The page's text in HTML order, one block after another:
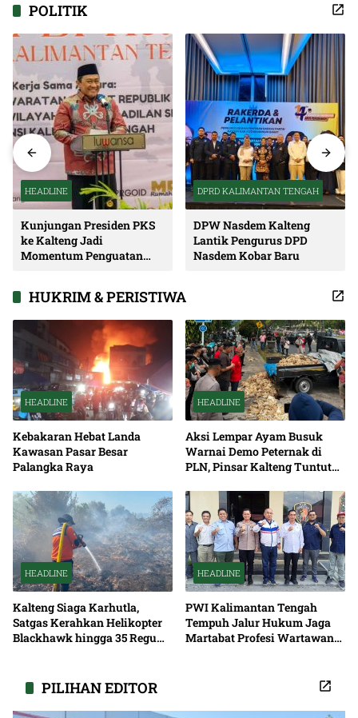
POLITIK
HEADLINE
Kunjungan Presiden PKS
ke Kalteng Jadi
Momentum Penguatan
DPRD KALIMANTAN TENGAH
DPW Nasdem Kalteng
Lantik Pengurus DPD
Nasdem Kobar Baru
HUKRIM & PERISTIWA
HEADLINE
Kebakaran Hebat Landa
Kawasan Pasar Besar
Palangka Raya
HEADLINE
Aksi Lempar Ayam Busuk
Warnai Demo Peternak di
PLN, Pinsar Kalteng Tuntut
HEADLINE
Kalteng Siaga Karhutla,
Satgas Kerahkan Helikopter
Blackhawk hingga 35 Regu
HEADLINE
PWI Kalimantan Tengah
Tempuh Jalur Hukum Jaga
Martabat Profesi Wartawan
PILIHAN EDITOR